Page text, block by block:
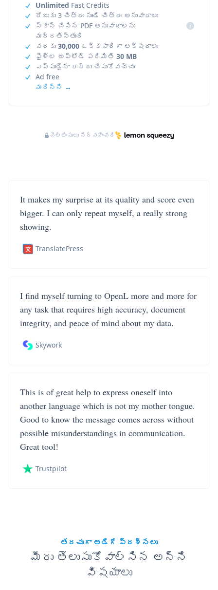
Unlimited Fast Credits
రోజుకు 3 చిత్రం నుండి చిత్రం అనువాదాలు
స్కాన్ చేసిన PDF అనువాదాలను
మద్దతిస్తుంది
i
వరకు 30,000 ఒక్కసారిగా అక్షరాలు
ఫైళ్ల అప్‌లోడ్ పరిమితి 30 MB
ఎప్పుడైనా రద్దు చేసుకోవచ్చు
Ad free
మరిన్ని →
చెల్లింపులు నిర్వహించేది
It makes my surprise at its quality and score even
bigger. I can only repeat myself, a really strong
showing.
TranslatePress
I find myself turning to OpenL more and more for
any task that requires high accuracy, document
integrity, and peace of mind about my data.
Skywork
This is of great help to express oneself into
another language which is not my mother tongue.
Good to know the message comes across without
possible misunderstandings in communication.
Great tool!
Trustpilot
తరచుగా అడిగే ప్రశ్నలు
మీరు తెలుసుకోవాల్సిన అన్ని
విషయాలు